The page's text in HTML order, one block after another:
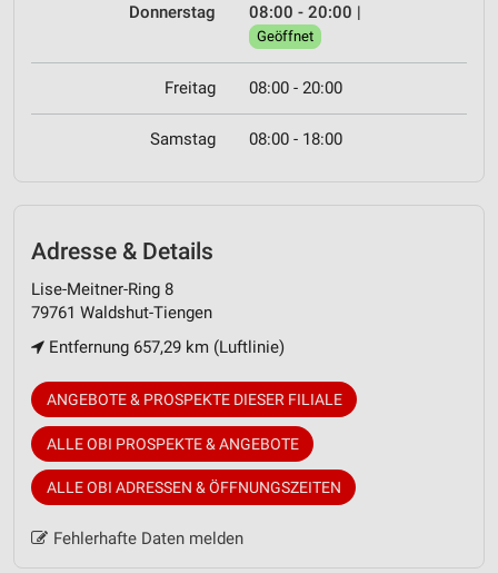
Donnerstag 08:00 - 20:00 |
Geöffnet
Freitag 08:00 - 20:00
Samstag 08:00 - 18:00
Adresse & Details
Lise-Meitner-Ring 8
79761 Waldshut-Tiengen
Entfernung 657,29 km (Luftlinie)
ANGEBOTE & PROSPEKTE DIESER FILIALE
ALLE OBI PROSPEKTE & ANGEBOTE
ALLE OBI ADRESSEN & ÖFFNUNGSZEITEN
Fehlerhafte Daten melden